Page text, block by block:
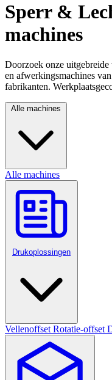
Sperr &
machines
Doorzoek onze
en afwerkingsmachines
fabrikanten.
Alle machines
Alle machines
Drukoplossingen
Vellenoffset Rotatie-offset